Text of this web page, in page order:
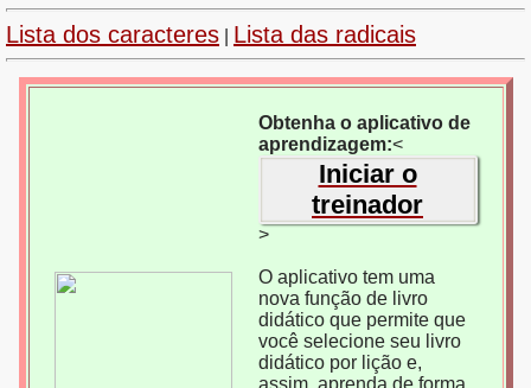
Lista dos caracteres Lista das radicais
Obtenha o aplicativo de
aprendizagem:<
Iniciar o
treinador
>
O aplicativo tem uma
nova função de livro
didático que permite que
você selecione seu livro
didático por lição e,
assim, aprenda de forma